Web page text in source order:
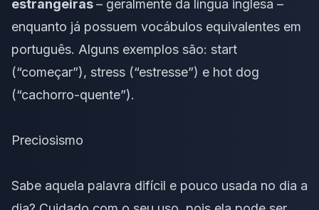
estrangeiras– geralmente da língua inglesa –
enquanto já possuem vocábulos equivalentes em
português. Alguns exemplos são: start
(“começar”), stress (“estresse”) e hot dog
(“cachorro-quente”).
Preciosismo
Sabe aquela palavra difícil e pouco usada no dia a